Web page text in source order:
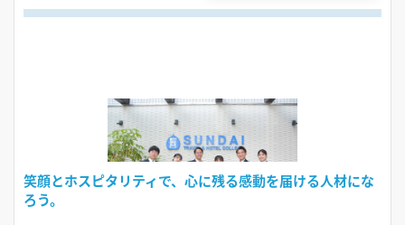
笑顔とホスピタリティで、心に残る感動を届ける人材にな
ろう。